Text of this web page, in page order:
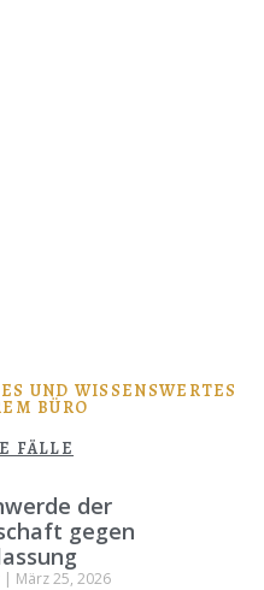
UND WISSENSWERTES
BÜRO
FÄLLE
der
gegen
März 25, 2026